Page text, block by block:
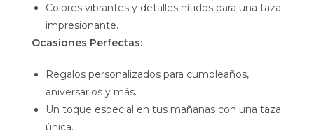
Colores vibrantes y detalles nítidos para una taza
impresionante.
Ocasiones Perfectas:
Regalos personalizados para cumpleaños,
aniversarios y más.
Un toque especial en tus mañanas con una taza
única.